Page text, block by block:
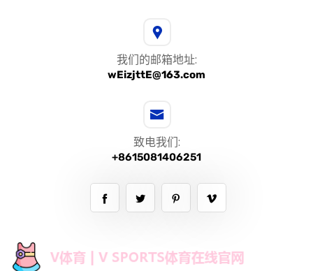
我们的邮箱地址:
wEizjttE@163.com
致电我们:
+8615081406251